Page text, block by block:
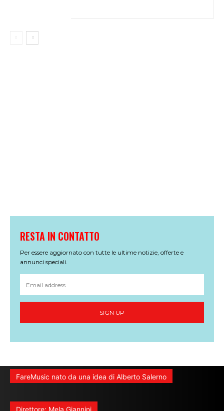
RESTA IN CONTATTO
Per essere aggiornato con tutte le ultime notizie, offerte e
annunci speciali.
SIGN UP
FareMusic nato da una idea di Alberto Salerno
Direttore: Mela Giannini